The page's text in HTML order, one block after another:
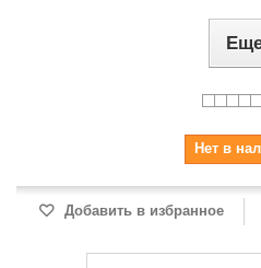
Нет в
Добавить в избранное